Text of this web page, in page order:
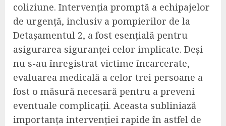
coliziune. Intervenția promptă a echipajelor
de urgență, inclusiv a pompierilor de la
Detașamentul 2, a fost esențială pentru
asigurarea siguranței celor implicate. Deși
nu s-au înregistrat victime încarcerate,
evaluarea medicală a celor trei persoane a
fost o măsură necesară pentru a preveni
eventuale complicații. Aceasta subliniază
importanța intervenției rapide în astfel de